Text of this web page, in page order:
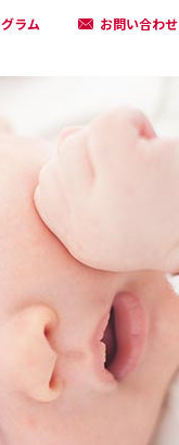
ラム お問い合わせ